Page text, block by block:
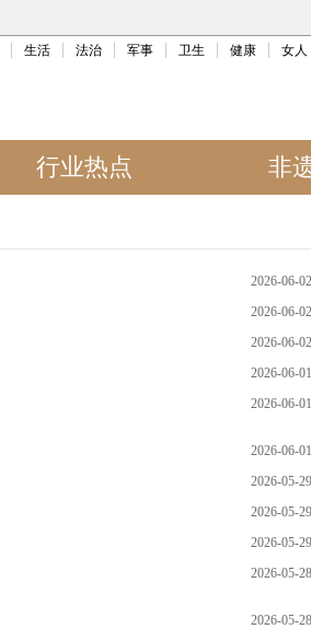
生活 法治 军事 卫生 健康 女人
行业热点 非
2026-06-02
2026-06-02
2026-06-02
2026-06-01
2026-06-01
2026-06-01
2026-05-29
2026-05-29
2026-05-29
2026-05-28
2026-05-28